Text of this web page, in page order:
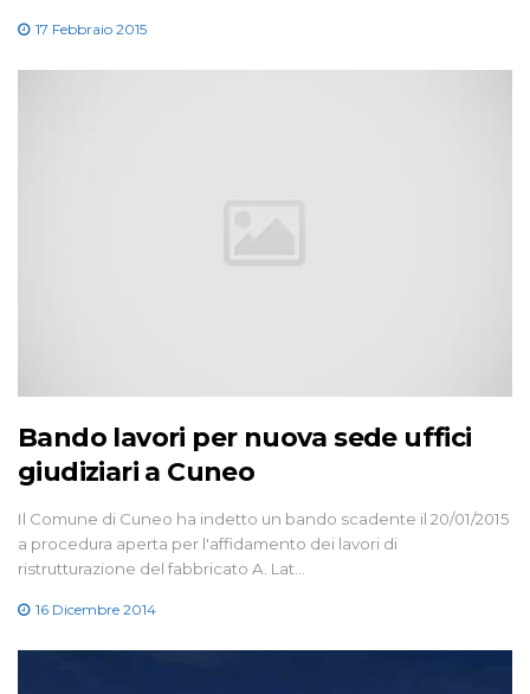
17 Febbraio 2015
Bando lavori per nuova sede uffici
giudiziari a Cuneo
Il Comune di Cuneo ha indetto un bando scadente il 20/01/2015
a procedura aperta per l'affidamento dei lavori di
ristrutturazione del fabbricato A. Lat…
16 Dicembre 2014